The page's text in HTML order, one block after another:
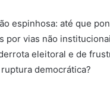
espinhosa: até que
vias não
eleitoral e de
democrática?